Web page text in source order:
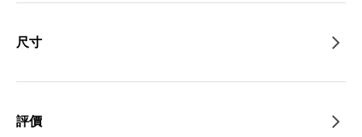
尺寸
評價